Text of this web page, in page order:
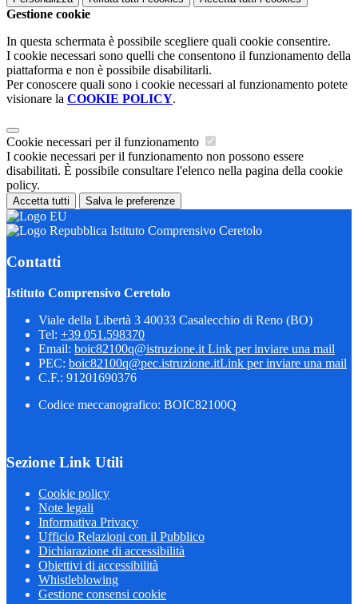
Gestione cookie
In questa schermata è possibile scegliere quali cookie consentire.
I cookie necessari sono quelli che consentono il funzionamento della
piattaforma e non è possibile disabilitarli.
Per conoscere quali sono i cookie necessari al funzionamento potete
visionare la COOKIE POLICY.
Cookie necessari per il funzionamento
I cookie necessari per il funzionamento non possono essere
disabilitati. È possibile consultare l'elenco nella pagina della cookie
policy.
Accetta tutti Salva le preferenze
Istituto Comprensivo Ceretolo
Contatti
Istituto Comprensivo Ceretolo
Viale della Libertà 3 40033 Casalecchio di Reno (BO)
Tel: +39 051.598370
Email: boic82100q@istruzione.it Link per inviare una mail
PEC: boic82100q@pec.istruzione.itLink per inviare una mail
C.F.: 91201690376
Codice meccanografico: BOIC82100Q
Sezione Link Utili
Cookie policy
Note legali
Informativa Privacy
Ufficio Relazioni con il Pubblico
Dichiarazione di accessibilità
Obiettivi di accessibilità
Whistleblowing
Gestione consensi cookie